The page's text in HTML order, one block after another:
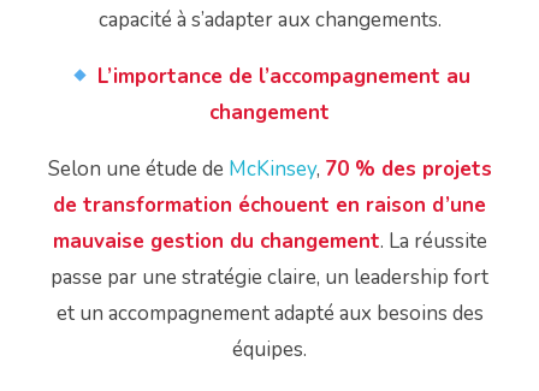
capacité à s’adapter aux changements.
L’importance de l’accompagnement au
changement
Selon une étude de McKinsey, 70 % des projets
de transformation échouent en raison d’une
mauvaise gestion du changement. La réussite
passe par une stratégie claire, un leadership fort
et un accompagnement adapté aux besoins des
équipes.